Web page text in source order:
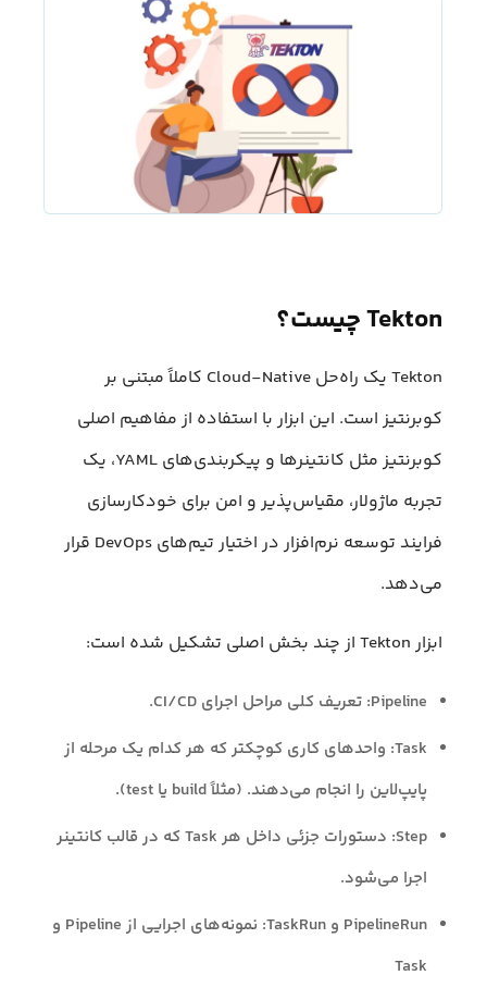
Tekton چیست؟
Tekton یک راه‌حل Cloud-Native کاملاً مبتنی بر
کوبرنتیز است. این ابزار با استفاده از مفاهیم اصلی
کوبرنتیز مثل کانتینرها و پیکربندی‌های YAML، یک
تجربه ماژولار، مقیاس‌پذیر و امن برای خودکارسازی
فرایند توسعه نرم‌افزار در اختیار تیم‌های DevOps قرار
می‌دهد.
ابزار Tekton از چند بخش اصلی تشکیل شده است:
Pipeline: تعریف کلی مراحل اجرای CI/CD.
Task: واحدهای کاری کوچکتر که هر کدام یک مرحله از
پایپ‌لاین را انجام می‌دهند. (مثلاً build یا test).
Step: دستورات جزئی داخل هر Task که در قالب کانتینر
اجرا می‌شود.
PipelineRun و TaskRun: نمونه‌های اجرایی از Pipeline و
Task